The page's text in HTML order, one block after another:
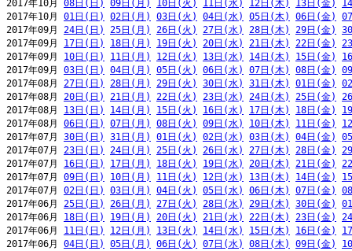
2017年10月 08日(日) 09日(月) 10日(火) 11日(水) 12日(木) 13日(金)
2017年10月 01日(日) 02日(月) 03日(火) 04日(水) 05日(木) 06日(金)
2017年09月 24日(日) 25日(月) 26日(火) 27日(水) 28日(木) 29日(金)
2017年09月 17日(日) 18日(月) 19日(火) 20日(水) 21日(木) 22日(金)
2017年09月 10日(日) 11日(月) 12日(火) 13日(水) 14日(木) 15日(金)
2017年09月 03日(日) 04日(月) 05日(火) 06日(水) 07日(木) 08日(金)
2017年08月 27日(日) 28日(月) 29日(火) 30日(水) 31日(木) 01日(金)
2017年08月 20日(日) 21日(月) 22日(火) 23日(水) 24日(木) 25日(金)
2017年08月 13日(日) 14日(月) 15日(火) 16日(水) 17日(木) 18日(金)
2017年08月 06日(日) 07日(月) 08日(火) 09日(水) 10日(木) 11日(金)
2017年07月 30日(日) 31日(月) 01日(火) 02日(水) 03日(木) 04日(金)
2017年07月 23日(日) 24日(月) 25日(火) 26日(水) 27日(木) 28日(金)
2017年07月 16日(日) 17日(月) 18日(火) 19日(水) 20日(木) 21日(金)
2017年07月 09日(日) 10日(月) 11日(火) 12日(水) 13日(木) 14日(金)
2017年07月 02日(日) 03日(月) 04日(火) 05日(水) 06日(木) 07日(金)
2017年06月 25日(日) 26日(月) 27日(火) 28日(水) 29日(木) 30日(金)
2017年06月 18日(日) 19日(月) 20日(火) 21日(水) 22日(木) 23日(金)
2017年06月 11日(日) 12日(月) 13日(火) 14日(水) 15日(木) 16日(金)
2017年06月 04日(日) 05日(月) 06日(火) 07日(水) 08日(木) 09日(金)